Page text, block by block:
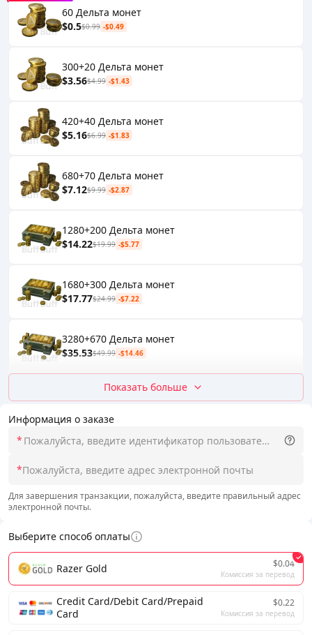
Информация о заказе
*
*
Для завершения транзакции, пожалуйста, введите правильный адрес
электронной почты.
Выберите способ оплаты
Razer Gold $0.04
Комиссия за перевод
Credit Card/Debit Card/Prepaid
Card
$0.22
Комиссия за перевод
60 Дельта монет
$0.5$0.99 -$0.49
300+20 Дельта монет
$3.56$4.99 -$1.43
420+40 Дельта монет
$5.16$6.99 -$1.83
680+70 Дельта монет
$7.12$9.99 -$2.87
1280+200 Дельта монет
$14.22$19.99 -$5.77
1680+300 Дельта монет
$17.77$24.99 -$7.22
3280+670 Дельта монет
$35.53$49.99 -$14.46
Показать больше